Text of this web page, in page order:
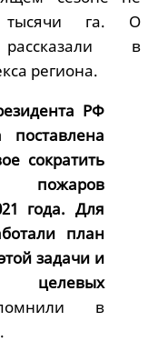
тысячи га. О
в
региона.
РФ
сократить
года. Для
план
задачи и
целевых
в